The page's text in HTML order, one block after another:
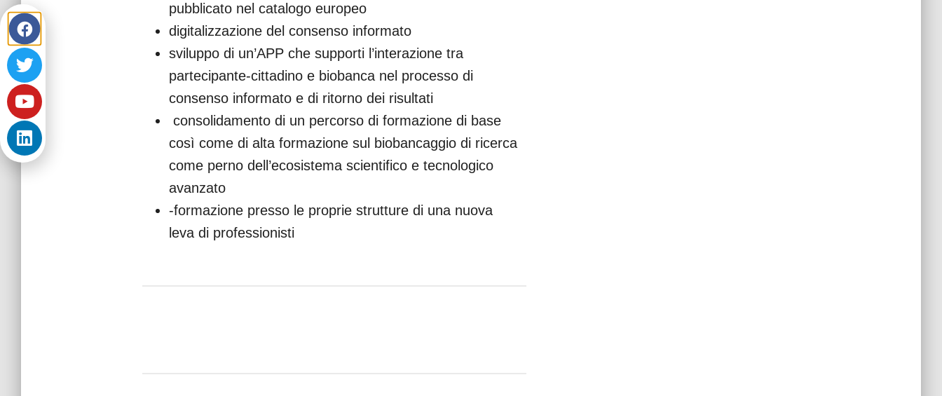
pubblicato nel catalogo europeo
digitalizzazione del consenso informato
sviluppo di un’APP che supporti l’interazione tra
partecipante-cittadino e biobanca nel processo di
consenso informato e di ritorno dei risultati
consolidamento di un percorso di formazione di base
così come di alta formazione sul biobancaggio di ricerca
come perno dell’ecosistema scientifico e tecnologico
avanzato
-formazione presso le proprie strutture di una nuova
leva di professionisti